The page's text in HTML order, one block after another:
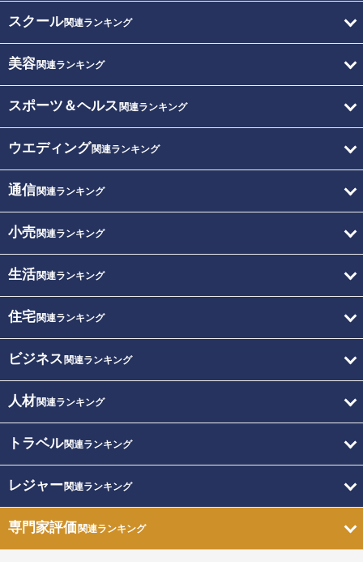
スクール関連ランキング
美容関連ランキング
スポーツ＆ヘルス 関連ランキング
ウエディング関連ランキング
通信関連ランキング
小売関連ランキング
生活関連ランキング
住宅関連ランキング
ビジネス 関連ランキング
人材関連ランキング
トラベル関連ランキング
レジャー関連ランキング
専門家評価関連ランキング